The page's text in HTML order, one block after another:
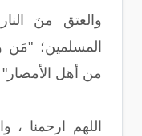
والعتق منَ
المسلمين؛
من أهل
اللهم ارحمنا ،